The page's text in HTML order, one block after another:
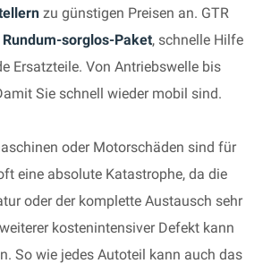
zu günstigen Preisen an. GTR
Rundum-sorglos-Paket, schnelle Hilfe
Ersatzteile. Von Antriebswelle bis
Sie schnell wieder mobil sind.
oder Motorschäden sind für
eine absolute Katastrophe, da die
oder der komplette Austausch sehr
kostenintensiver Defekt kann
So wie jedes Autoteil kann auch das